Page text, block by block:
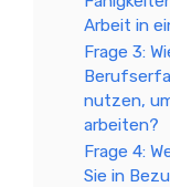
Arbeit in
Frage 3:
nutzen,
arbeiten?
Frage 4:
Sie in